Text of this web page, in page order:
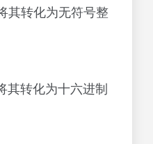
其转化为无符号整
其转化为十六进制